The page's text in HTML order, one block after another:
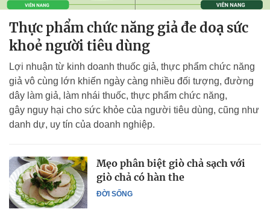
Thực phẩm chức năng giả đe doạ sức
khoẻ người tiêu dùng
Lợi nhuận từ kinh doanh thuốc giả, thực phẩm chức năng
giả vô cùng lớn khiến ngày càng nhiều đối tượng, đường
dây làm giả, làm nhái thuốc, thực phẩm chức năng,
gây nguy hại cho sức khỏe của người tiêu dùng, cũng như
danh dự, uy tín của doanh nghiệp.
ĐỜI SỐNG
Mẹo phân biệt giò chả sạch với
giò chả có hàn the